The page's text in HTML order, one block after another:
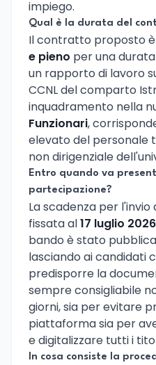
impiego.
Qual è la durata del
Il contratto proposto
e pieno per una
un rapporto di lavoro
CCNL del comparto
inquadramento nella
Funzionari,
elevato del personale
non dirigenziale
Entro quando va
partecipazione?
La scadenza per
fissata al17 luglio
bando è stato
lasciando ai candidati
predisporre la
sempre consigliabile
giorni, sia per evitare
piattaforma sia per
e digitalizzare tutti i
In cosa consiste la